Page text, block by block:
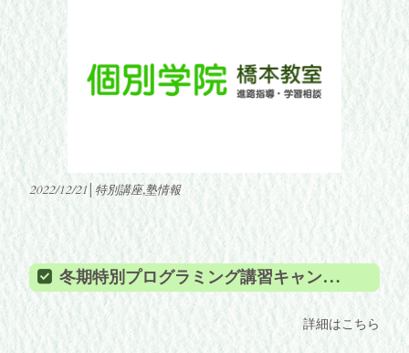
2022/12/21│特別講座,塾情報
冬期特別プログラミング講習キャンペーン
詳細はこちら